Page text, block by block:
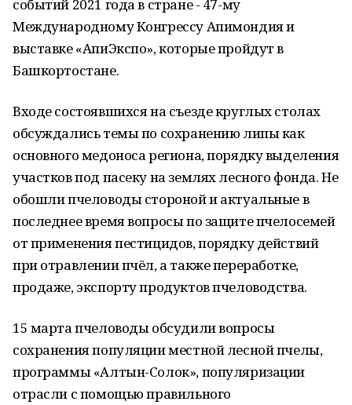
событий 2021 года в стране - 47-му
Международному Конгрессу Апимондия и
выставке «АпиЭкспо», которые пройдут в
Башкортостане.
Входе состоявшихся на съезде круглых столах
обсуждались темы по сохранению липы как
основного медоноса региона, порядку выделения
участков под пасеку на землях лесного фонда. Не
обошли пчеловоды стороной и актуальные в
последнее время вопросы по защите пчелосемей
от применения пестицидов, порядку действий
при отравлении пчёл, а также переработке,
продаже, экспорту продуктов пчеловодства.
15 марта пчеловоды обсудили вопросы
сохранения популяции местной лесной пчелы,
программы «Алтын-Солок», популяризации
отрасли с помощью правильного